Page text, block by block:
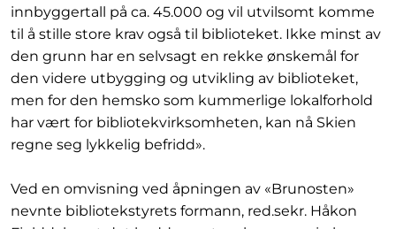
innbyggertall på ca. 45.000 og vil utvilsomt komme
til å stille store krav også til biblioteket. Ikke minst av
den grunn har en selvsagt en rekke ønskemål for
den videre utbygging og utvikling av biblioteket,
men for den hemsko som kummerlige lokalforhold
har vært for bibliotekvirksomheten, kan nå Skien
regne seg lykkelig befridd».
Ved en omvisning ved åpningen av «Brunosten»
nevnte bibliotekstyrets formann, red.sekr. Håkon